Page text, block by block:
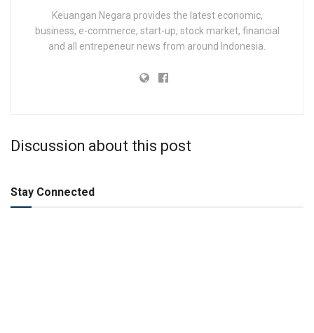
Keuangan Negara provides the latest economic,
business, e-commerce, start-up, stock market, financial
and all entrepeneur news from around Indonesia.
Discussion about this post
Stay Connected